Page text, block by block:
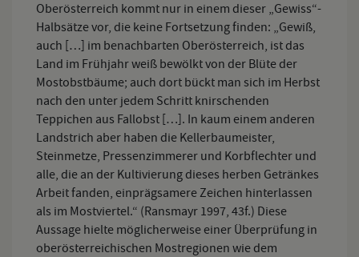
Oberösterreich kommt nur in einem dieser „Gewiss“-
Halbsätze vor, die keine Fortsetzung finden: „Gewiß,
auch […] im benachbarten Oberösterreich, ist das
Land im Frühjahr weiß bewölkt von der Blüte der
Mostobstbäume; auch dort bückt man sich im Herbst
nach den unter jedem Schritt knirschenden
Teppichen aus Fallobst […]. In kaum einem anderen
Landstrich aber haben die Kellerbaumeister,
Steinmetze, Pressenzimmerer und Korbflechter und
alle, die an der Kultivierung dieses herben Getränkes
Arbeit fanden, einprägsamere Zeichen hinterlassen
als im Mostviertel.“ (Ransmayr 1997, 43f.) Diese
Aussage hielte möglicherweise einer Überprüfung in
oberösterreichischen Mostregionen wie dem